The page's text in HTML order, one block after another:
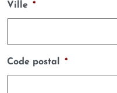
Ville *
Code postal *